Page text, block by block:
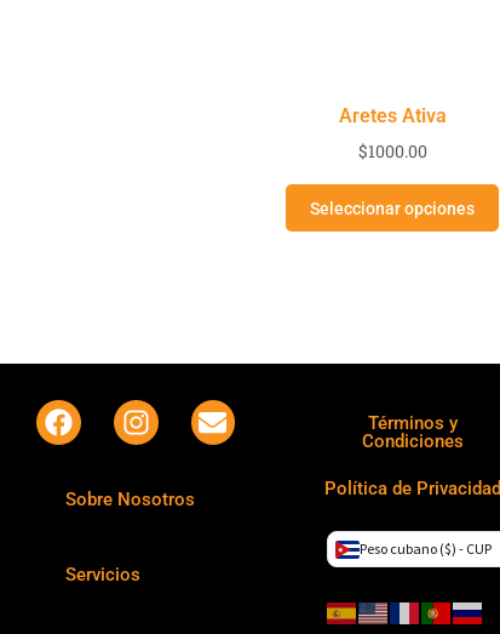
Aretes Ativa
$1000.00
Seleccionar opciones
Sobre Nosotros
Servicios
Términos y
Condiciones
Política de Privacidad
Peso cubano ($) - CUP